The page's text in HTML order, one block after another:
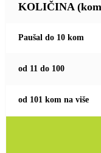
KOLIČINA
Paušal do 10 kom
od 11 do 100
od 101 kom na više